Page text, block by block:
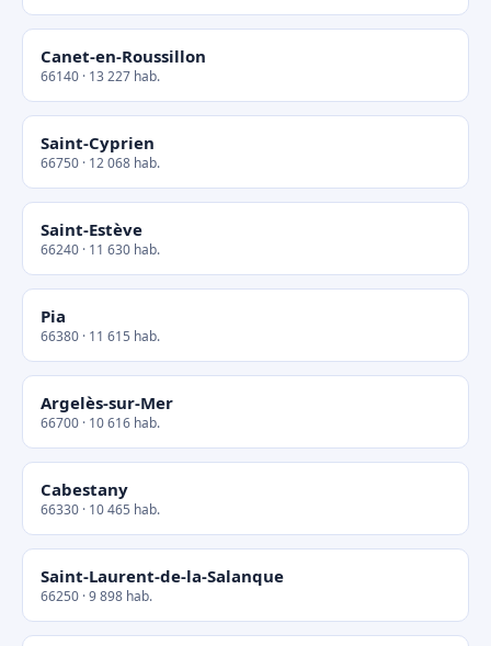
Canet-en-Roussillon
66140 · 13 227 hab.
Saint-Cyprien
66750 · 12 068 hab.
Saint-Estève
66240 · 11 630 hab.
Pia
66380 · 11 615 hab.
Argelès-sur-Mer
66700 · 10 616 hab.
Cabestany
66330 · 10 465 hab.
Saint-Laurent-de-la-Salanque
66250 · 9 898 hab.